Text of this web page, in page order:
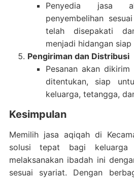
Penyedia jasa
penyembelihan
telah disepakati
menjadi hidangan siap
Pengiriman dan Distribusi
Pesanan akan
ditentukan, siap
keluarga, tetangga,
Kesimpulan
Memilih jasa aqiqah di
solusi tepat bagi keluarga
melaksanakan ibadah ini
sesuai syariat. Dengan